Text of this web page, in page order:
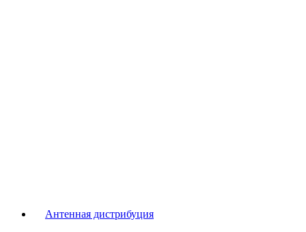
Антенная дистрибуция